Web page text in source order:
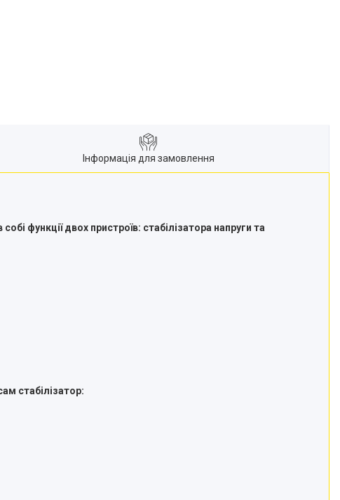
Інформація для замовлення
функції двох пристроїв: стабілізатора напруги та
стабілізатор: